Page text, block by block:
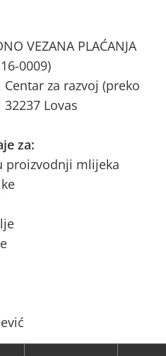
VEZANA PLAĆANJA
0009)
za razvoj (preko
Lovas
za:
proizvodnji mlijeka